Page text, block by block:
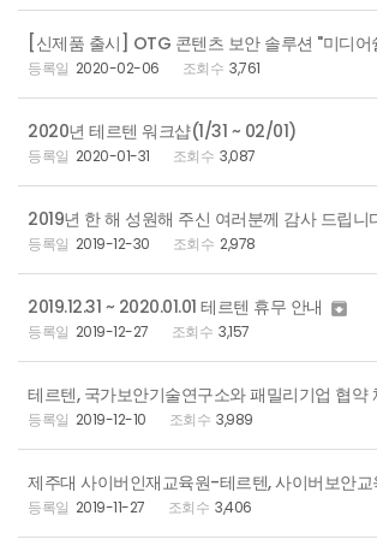
2020-02-06 3,761
2020년 테르텐 워크샵(1/31 ~ 02/01)
2020-01-31 3,087
2019년 한 해 성원해 주신 여러분께 감사 드립니
2019-12-30 2,978
2019.12.31 ~ 2020.01.01 테르텐 휴무 안내 
2019-12-27
3,157
테르텐, 국가보안기술연구소와 패밀리기업 협약
2019-12-10 3,989
2019-11-27 3,406